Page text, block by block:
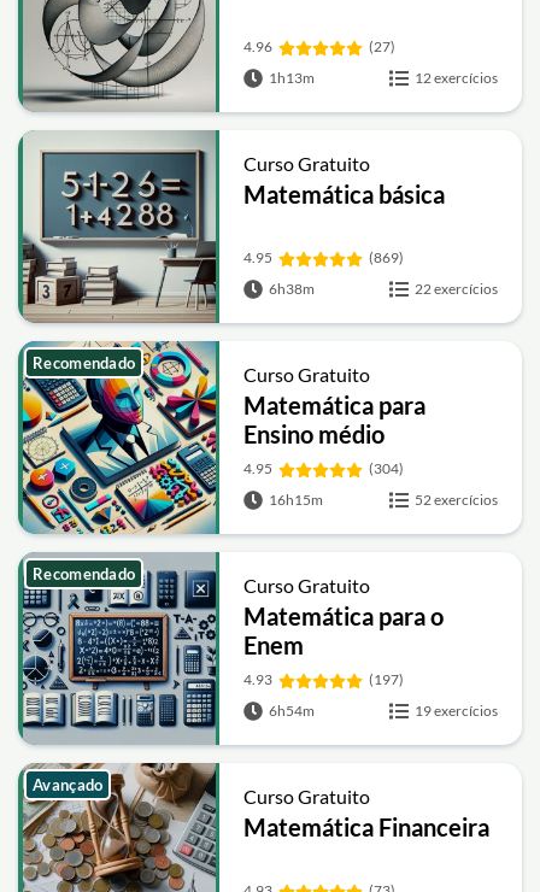
4.96
(27)
1h13m
12 exercícios
Curso Gratuito
Matemática básica
4.95
(869)
6h38m
22 exercícios
Curso Gratuito
Matemática para
Ensino médio
4.95
(304)
16h15m
52 exercícios
Recomendado
Curso Gratuito
Matemática para o
Enem
4.93
(197)
6h54m
19 exercícios
Recomendado
Curso Gratuito
Matemática Financeira
Avançado